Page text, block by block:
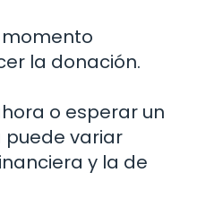
momento
la donación.
o esperar un
puede variar
y la de